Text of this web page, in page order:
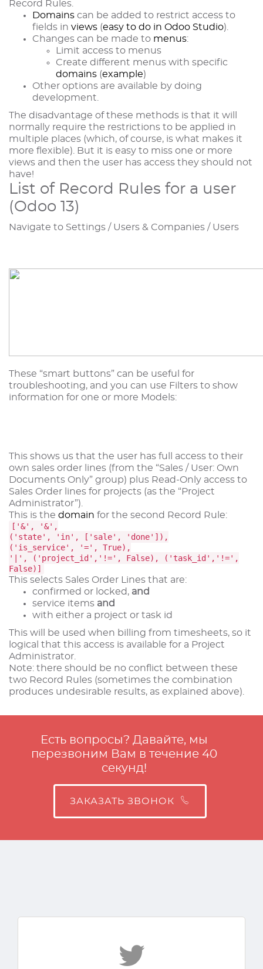
Record Rules.
Domains can be added to restrict access to
fields in views (easy to do in Odoo Studio).
Changes can be made to menus:
Limit access to menus
Create different menus with specific
domains (example)
Other options are available by doing
development.
The disadvantage of these methods is that it will
normally require the restrictions to be applied in
multiple places (which, of course, is what makes it
more flexible). But it is easy to miss one or more
views and then the user has access they should not
have!
List of Record Rules for a user
(Odoo 13)
Navigate to Settings / Users & Companies / Users
These “smart buttons” can be useful for
troubleshooting, and you can use Filters to show
information for one or more Models:
This shows us that the user has full access to their
own sales order lines (from the “Sales / User: Own
Documents Only” group) plus Read-Only access to
Sales Order lines for projects (as the “Project
Administrator”).
This is the domain for the second Record Rule:
['&', '&',
('state', 'in', ['sale', 'done']),
('is_service', '=', True),
'|', ('project_id','!=', False), ('task_id','!=',
False)]
This selects Sales Order Lines that are:
confirmed or locked, and
service items and
with either a project or task id
This will be used when billing from timesheets, so it
logical that this access is available for a Project
Administrator.
Note: there should be no conflict between these
two Record Rules (sometimes the combination
produces undesirable results, as explained above).
Есть вопросы? Давайте, мы
перезвоним Вам в течение 40
секунд!
ЗАКАЗАТЬ ЗВОНОК